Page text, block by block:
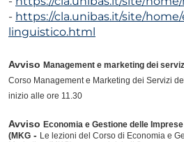
- https://cla.unibas.it/site/
linguistico.html
Avviso Management e marketing dei
Corso Management e Marketing dei Servizi
inizio alle ore 11.30
Avviso Economia e Gestione delle
(MKG - Le lezioni del Corso di Economia e